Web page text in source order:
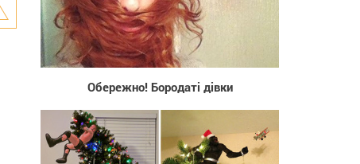
Обережно! Бородаті дівки